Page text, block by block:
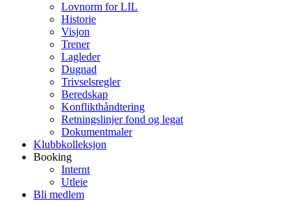
Lovnorm for LIL
Historie
Visjon
Trener
Lagleder
Dugnad
Trivselsregler
Beredskap
Konflikthåndtering
Retningslinjer fond og legat
Dokumentmaler
Klubbkolleksjon
Booking
Internt
Utleie
Bli medlem